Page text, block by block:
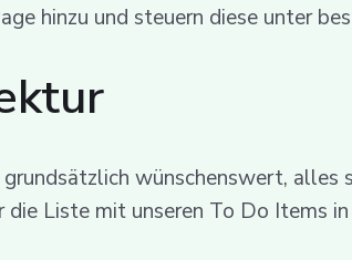
hinzu und steuern diese unter
wünschenswert,
Liste mit unseren To Do Items